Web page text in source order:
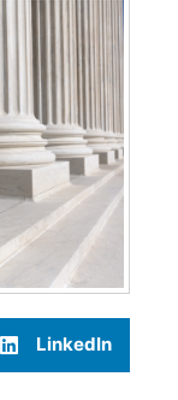
LinkedIn